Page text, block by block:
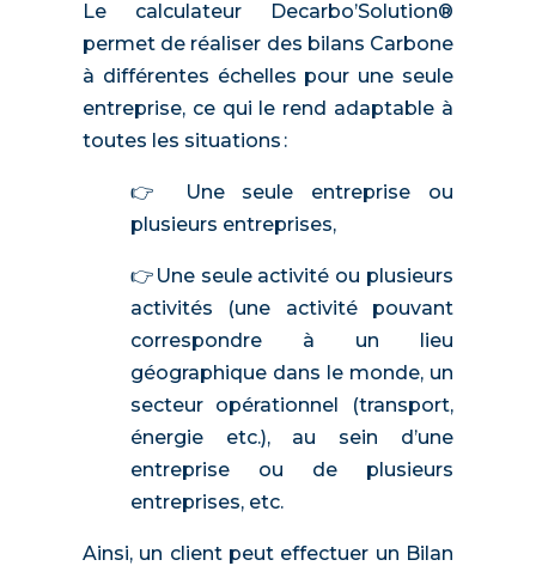
Le calculateur Decarbo’Solution®
permet de réaliser des bilans Carbone
à différentes échelles pour une seule
entreprise, ce qui le rend adaptable à
toutes les situations :
👉 Une seule entreprise ou
plusieurs entreprises,
👉Une seule activité ou plusieurs
activités (une activité pouvant
correspondre à un lieu
géographique dans le monde, un
secteur opérationnel (transport,
énergie etc.), au sein d’une
entreprise ou de plusieurs
entreprises, etc.
Ainsi, un client peut effectuer un Bilan